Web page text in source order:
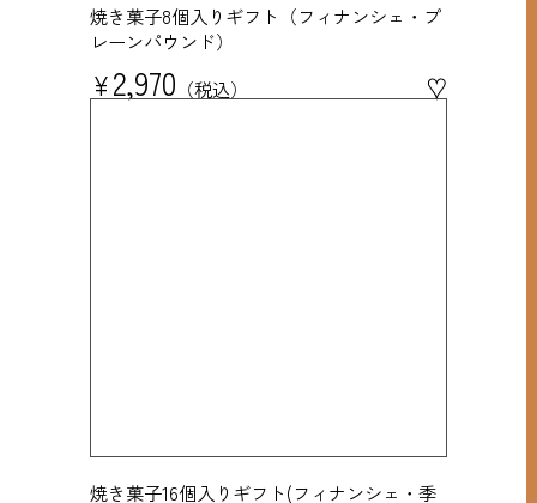
焼き菓子8個入りギフト（フィナンシェ・プ
レーンパウンド）
¥2,970 税込 ♥
焼き菓子16個入りギフト(フィナンシェ・季